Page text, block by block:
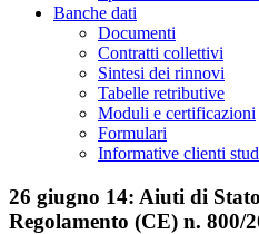
Banche dati
Documenti
Contratti collettivi
Sintesi dei rinnovi
Tabelle retributive
Moduli e certificazioni
Formulari
Informative clienti
26 giugno 14: Aiuti di
Regolamento (CE) n. 800/